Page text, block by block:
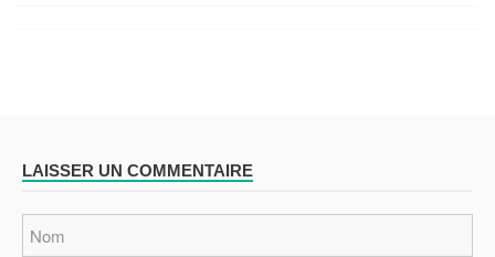
LAISSER UN COMMENTAIRE